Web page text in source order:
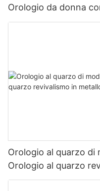
Orologio da donna
orologio al quarzo
Orologio al quarzo di
Orologio al quarzo
donna squisito